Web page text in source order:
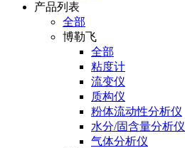
产品列表
全部
博勒飞
全部
粘度计
流变仪
质构仪
粉体流动性分析仪
水分/固含量分析仪
气体分析仪